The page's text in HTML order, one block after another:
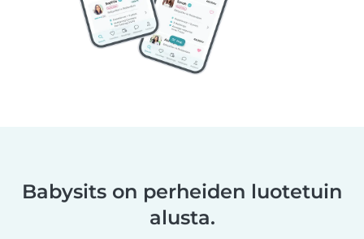
Babysits on perheiden luotetuin
alusta.